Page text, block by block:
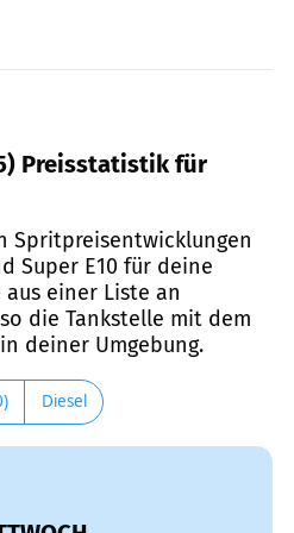
Preisstatistik für
Spritpreisentwicklungen
Super E10 für deine
einer Liste an
die Tankstelle mit dem
deiner Umgebung.
Diesel